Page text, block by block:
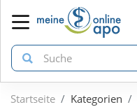
zurück
zurück
zurück
Startseite Kategorien